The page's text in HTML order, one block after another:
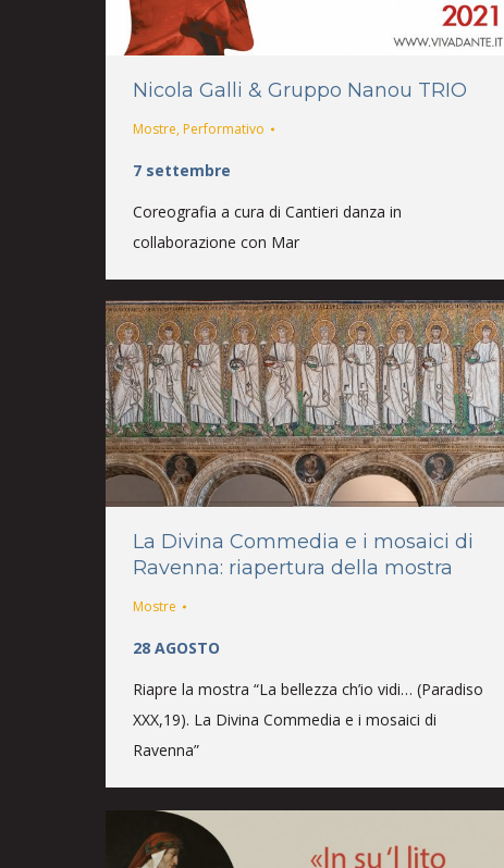
Nicola Galli & Gruppo Nanou TRIO
Mostre, Performativo
7 settembre
Coreografia a cura di Cantieri danza in
collaborazione con Mar
La Divina Commedia e i mosaici di
Ravenna: riapertura della mostra
Mostre
28 AGOSTO
Riapre la mostra “La bellezza ch’io vidi… (Paradiso
XXX,19). La Divina Commedia e i mosaici di
Ravenna”